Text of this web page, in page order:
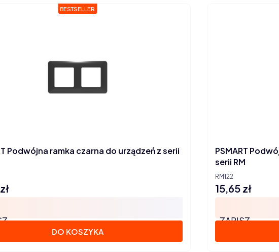
BESTSELLER
Podwójna ramka czarna do urządzeń z serii
DO KOSZYKA
RM122
PSMART
serii RM
Cena
15,65 zł
ZAPISZ